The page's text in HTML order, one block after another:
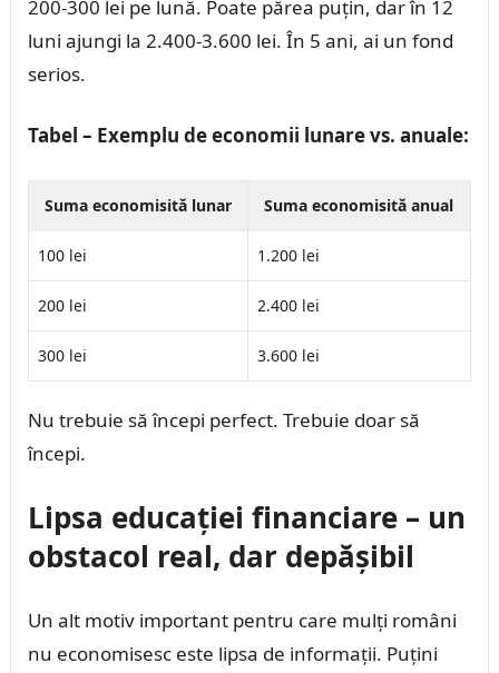
200-300 lei pe lună. Poate părea puțin, dar în 12
luni ajungi la 2.400-3.600 lei. În 5 ani, ai un fond
serios.
Tabel – Exemplu de economii lunare vs. anuale:
Suma economisită lunar Suma economisită anual
100 lei 1.200 lei
200 lei 2.400 lei
300 lei 3.600 lei
Nu trebuie să începi perfect. Trebuie doar să
începi.
Lipsa educației financiare – un
obstacol real, dar depășibil
Un alt motiv important pentru care mulți români
nu economisesc este lipsa de informații. Puțini